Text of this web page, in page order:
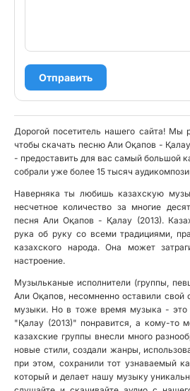
Отправить
Дорогой посетитель нашего сайта!
чтобы скачать песню Али Оқапов -
- предоставить для вас самый большой
собрали уже более 15 тысяч
Наверняка ты любишь казахскую
несчетное количество за многие
песня Али Оқапов - Қалау (2013).
рука об руку со всеми традициями,
казахского народа. Она может
настроение.
Музыльканые исполнители (группы,
Али Оқапов, несомненно оставили свой
музыки. Но в тоже время музыка - это
"Қалау (2013)" понравится, а кому-то
казахские группы внесли много
новые стили, создали жанры,
при этом, сохранили тот узнаваемый
который и делает нашу музыку